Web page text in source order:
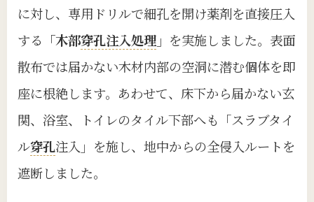
に対し、専用ドリルで細孔を開け薬剤を直接圧入
する 「木部穿孔注入処理 」 を実施しました。表面
散布では届かない木材内部の空洞に潜む個体を即
座に根絶します。あわせて、床下から届かない玄
関、浴室、トイレのタイル下部へも「スラブタイ
ル穿孔注入」を施し、地中からの全侵入ルートを
遮断しました。